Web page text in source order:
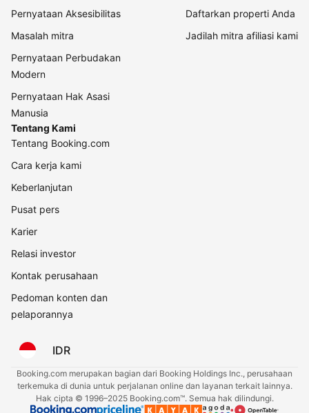
Pernyataan Aksesibilitas
Masalah mitra
Pernyataan Perbudakan
Modern
Pernyataan Hak Asasi
Manusia
Daftarkan properti Anda
Jadilah mitra afiliasi kami
Tentang Kami
Tentang Booking.com
Cara kerja kami
Keberlanjutan
Pusat pers
Karier
Relasi investor
Kontak perusahaan
Pedoman konten dan
pelaporannya
IDR
Booking.com merupakan bagian dari Booking Holdings Inc., perusahaan
terkemuka di dunia untuk perjalanan online dan layanan terkait lainnya.
Hak cipta © 1996–2025 Booking.com™. Semua hak dilindungi.